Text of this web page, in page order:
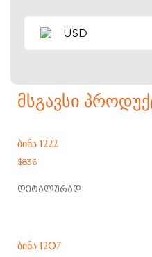
USD
ᲛᲡᲒᲐᲕᲡᲘ
ᲑᲘᲜᲐ 1222
$836
დეტალურად
ᲑᲘᲜᲐ 1207